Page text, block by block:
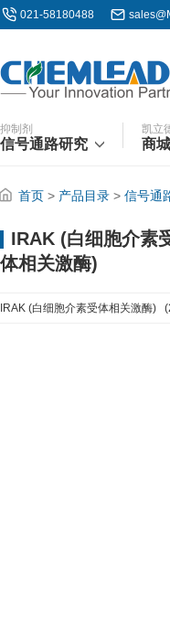
021-58180488
抑制剂
信号通路研究
凯立
商
首页 > 产品目录 > 信号通
IRAK (白细胞介素
体相关激酶)
IRAK (白细胞介素受体相关激酶)